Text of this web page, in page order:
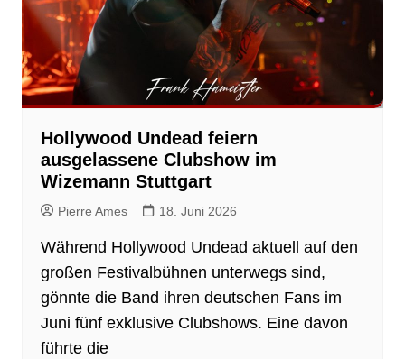
Hollywood Undead feiern
ausgelassene Clubshow im
Wizemann Stuttgart
Pierre Ames 18. Juni 2026
Während Hollywood Undead aktuell auf den
großen Festivalbühnen unterwegs sind,
gönnte die Band ihren deutschen Fans im
Juni fünf exklusive Clubshows. Eine davon
führte die